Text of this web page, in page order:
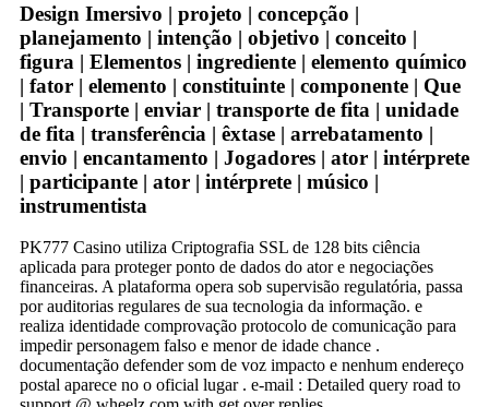
Design Imersivo | projeto | concepção |
planejamento | intenção | objetivo | conceito |
figura | Elementos | ingrediente | elemento químico
| fator | elemento | constituinte | componente | Que
| Transporte | enviar | transporte de fita | unidade
de fita | transferência | êxtase | arrebatamento |
envio | encantamento | Jogadores | ator | intérprete
| participante | ator | intérprete | músico |
instrumentista
PK777 Casino utiliza Criptografia SSL de 128 bits ciência
aplicada para proteger ponto de dados do ator e negociações
financeiras. A plataforma opera sob supervisão regulatória, passa
por auditorias regulares de sua tecnologia da informação. e
realiza identidade comprovação protocolo de comunicação para
impedir personagem falso e menor de idade chance .
documentação defender som de voz impacto e nenhum endereço
postal aparece no o oficial lugar . e-mail : Detailed query road to